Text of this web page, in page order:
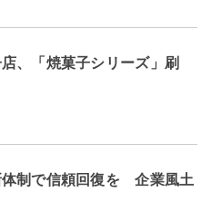
、「焼菓子シリーズ」刷
体制で信頼回復を 企業風土